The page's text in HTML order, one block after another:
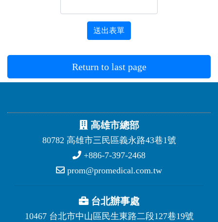
送出表單
Return to last page
高雄市總部
80782 高雄市三民區義永路43巷1號
+886-7-397-2468
prom@promedical.com.tw
台北辦事處
10467 台北市中山區民生東路二段127巷19號